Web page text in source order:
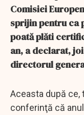
Comisiei
sprijin pentru ca
poată plăti
an, a declarat,
directorul
Aceasta după ce,
conferinţă că